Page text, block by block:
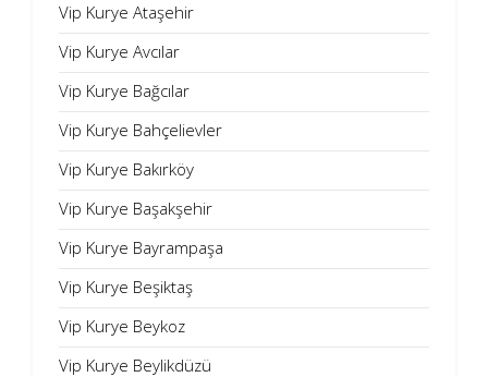
Vip Kurye Ataşehir
Vip Kurye Avcılar
Vip Kurye Bağcılar
Vip Kurye Bahçelievler
Vip Kurye Bakırköy
Vip Kurye Başakşehir
Vip Kurye Bayrampaşa
Vip Kurye Beşiktaş
Vip Kurye Beykoz
Vip Kurye Beylikdüzü